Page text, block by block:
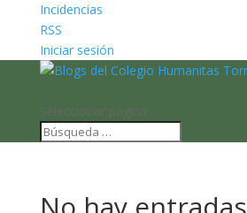
Incidencias
RSS
Iniciar sesión
Seleccionar página